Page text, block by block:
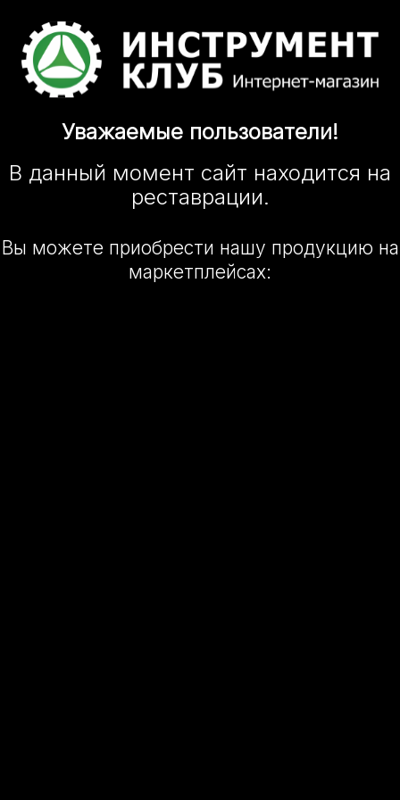
Уважаемые пользователи!
В данный момент сайт находится на
реставрации.
Вы можете приобрести нашу продукцию на
маркетплейсах: